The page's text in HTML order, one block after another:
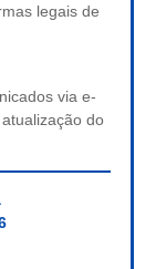
legais de
via e-
do